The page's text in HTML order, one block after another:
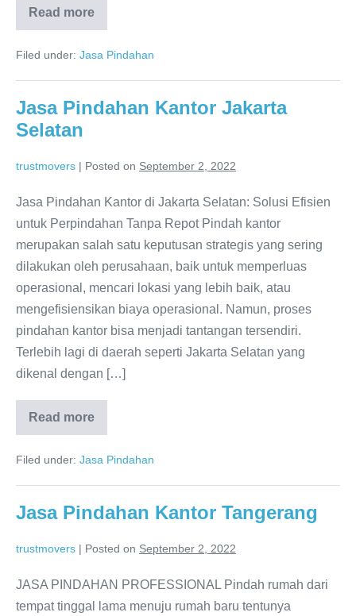
Read more
Jasa
Pindahan
Utara
Filed under: Jasa Pindahan
Jasa Pindahan Kantor Jakarta
Selatan
trustmovers | Posted on September 2, 2022
Jasa Pindahan Kantor di Jakarta Selatan: Solusi Efisien
untuk Perpindahan Tanpa Repot Pindah kantor
merupakan salah satu keputusan strategis yang sering
dilakukan oleh perusahaan, baik untuk memperluas
operasional, mencari lokasi yang lebih baik, atau
mengefisiensikan biaya operasional. Namun, proses
pindahan kantor bisa menjadi tantangan tersendiri.
Terlebih lagi di daerah seperti Jakarta Selatan yang
dikenal dengan […]
Read more
Jasa
Pindahan
Jakarta
Filed under: Jasa Pindahan
Jasa Pindahan Kantor Tangerang
trustmovers | Posted on September 2, 2022
JASA PINDAHAN PROFESSIONAL Pindah rumah dari
tempat tinggal lama menuju rumah baru tentunya